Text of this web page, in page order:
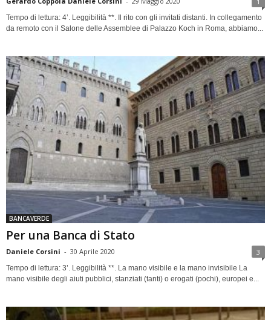
Tempo di lettura: 4’. Leggibilità **. Il rito con gli invitati distanti. In collegamento
da remoto con il Salone delle Assemblee di Palazzo Koch in Roma, abbiamo...
BANCAVERDE
Per una Banca di Stato
Daniele Corsini - 30 Aprile 2020 3
Tempo di lettura: 3’. Leggibilità **. La mano visibile e la mano invisibile La
mano visibile degli aiuti pubblici, stanziati (tanti) o erogati (pochi), europei e...